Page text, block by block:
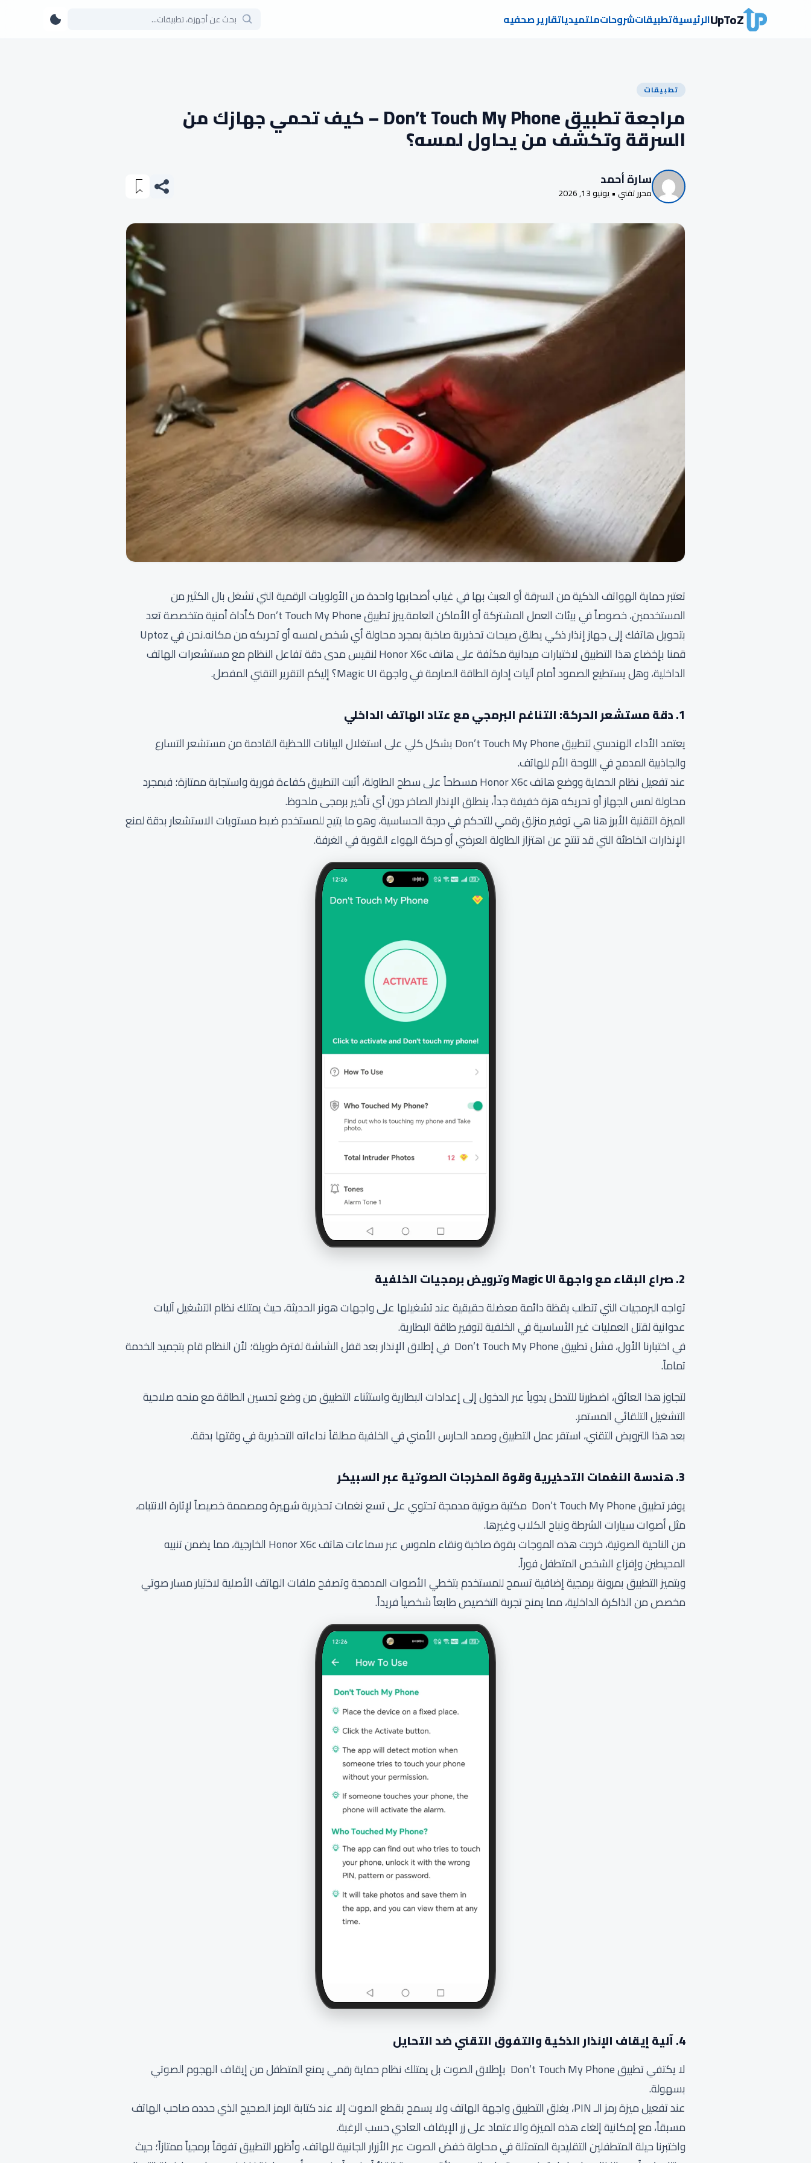
UpToZالرئيسيةتطبيقاتشروحاتملتميدياتقارير صحفيه
تطبيقات
مراجعة تطبيق Don’t Touch My Phone – كيف تحمي جهازك من
السرقة وتكشف من يحاول لمسه؟
سارة أحمد
محرر تقني • يونيو 13, 2026
تعتبر حماية الهواتف الذكية من السرقة أو العبث بها في غياب أصحابها واحدة من الأولويات الرقمية التي تشغل بال الكثير من
المستخدمين، خصوصاً في بيئات العمل المشتركة أو الأماكن العامة.يبرز تطبيق Don’t Touch My Phone كأداة أمنية متخصصة تعد
بتحويل هاتفك إلى جهاز إنذار ذكي يطلق صيحات تحذيرية صاخبة بمجرد محاولة أي شخص لمسه أو تحريكه من مكانه.نحن في Uptoz
قمنا بإخضاع هذا التطبيق لاختبارات ميدانية مكثفة على هاتف Honor X6c لنقيس مدى دقة تفاعل النظام مع مستشعرات الهاتف
الداخلية، وهل يستطيع الصمود أمام آليات إدارة الطاقة الصارمة في واجهة Magic UI؟ إليكم التقرير التقني المفصل.
1. دقة مستشعر الحركة: التناغم البرمجي مع عتاد الهاتف الداخلي
يعتمد الأداء الهندسي لتطبيق Don’t Touch My Phone بشكل كلي على استغلال البيانات اللحظية القادمة من مستشعر التسارع
والجاذبية المدمج في اللوحة الأم للهاتف.
عند تفعيل نظام الحماية ووضع هاتف Honor X6c مسطحاً على سطح الطاولة، أثبت التطبيق كفاءة فورية واستجابة ممتازة؛ فبمجرد
محاولة لمس الجهاز أو تحريكه هزة خفيفة جداً، ينطلق الإنذار الصاخر دون أي تأخير برمجى ملحوظ.
الميزة التقنية الأبرز هنا هي توفير منزلق رقمي للتحكم في درجة الحساسية، وهو ما يتيح للمستخدم ضبط مستويات الاستشعار بدقة لمنع
الإنذارات الخاطئة التي قد تنتج عن اهتزاز الطاولة العرضي أو حركة الهواء القوية في الغرفة.
2. صراع البقاء مع واجهة Magic UI وترويض برمجيات الخلفية
تواجه البرمجيات التي تتطلب يقظة دائمة معضلة حقيقية عند تشغيلها على واجهات هونر الحديثة، حيث يمتلك نظام التشغيل آليات
عدوانية لقتل العمليات غير الأساسية في الخلفية لتوفير طاقة البطارية.
في اختبارنا الأول، فشل تطبيق Don’t Touch My Phone في إطلاق الإنذار بعد قفل الشاشة لفترة طويلة؛ لأن النظام قام بتجميد الخدمة
تماماً.
لتجاوز هذا العائق، اضطررنا للتدخل يدوياً عبر الدخول إلى إعدادات البطارية واستثناء التطبيق من وضع تحسين الطاقة مع منحه صلاحية
التشغيل التلقائي المستمر.
بعد هذا الترويض التقني، استقر عمل التطبيق وصمد الحارس الأمني في الخلفية مطلقاً نداءاته التحذيرية في وقتها بدقة.
3. هندسة النغمات التحذيرية وقوة المخرجات الصوتية عبر السبيكر
يوفر تطبيق Don’t Touch My Phone مكتبة صوتية مدمجة تحتوي على تسع نغمات تحذيرية شهيرة ومصممة خصيصاً لإثارة الانتباه،
مثل أصوات سيارات الشرطة ونباح الكلاب وغيرها.
من الناحية الصوتية، خرجت هذه الموجات بقوة صاخبة ونقاء ملموس عبر سماعات هاتف Honor X6c الخارجية، مما يضمن تنبيه
المحيطين وإفزاع الشخص المتطفل فوراً.
ويتميز التطبيق بمرونة برمجية إضافية تسمح للمستخدم بتخطي الأصوات المدمجة وتصفح ملفات الهاتف الأصلية لاختيار مسار صوتي
مخصص من الذاكرة الداخلية، مما يمنح تجربة التخصيص طابعاً شخصياً فريداً.
4. آلية إيقاف الإنذار الذكية والتفوق التقني ضد التحايل
لا يكتفي تطبيق Don’t Touch My Phone بإطلاق الصوت بل يمتلك نظام حماية رقمي يمنع المتطفل من إيقاف الهجوم الصوتي
بسهولة.
عند تفعيل ميزة رمز الـ PIN، يغلق التطبيق واجهة الهاتف ولا يسمح بقطع الصوت إلا عند كتابة الرمز الصحيح الذي حدده صاحب الهاتف
مسبقاً، مع إمكانية إلغاء هذه الميزة والاعتماد على زر الإيقاف العادي حسب الرغبة.
واختبرنا حيلة المتطفلين التقليدية المتمثلة في محاولة خفض الصوت عبر الأزرار الجانبية للهاتف، وأظهر التطبيق تفوقاً برمجياً ممتازاً؛ حيث